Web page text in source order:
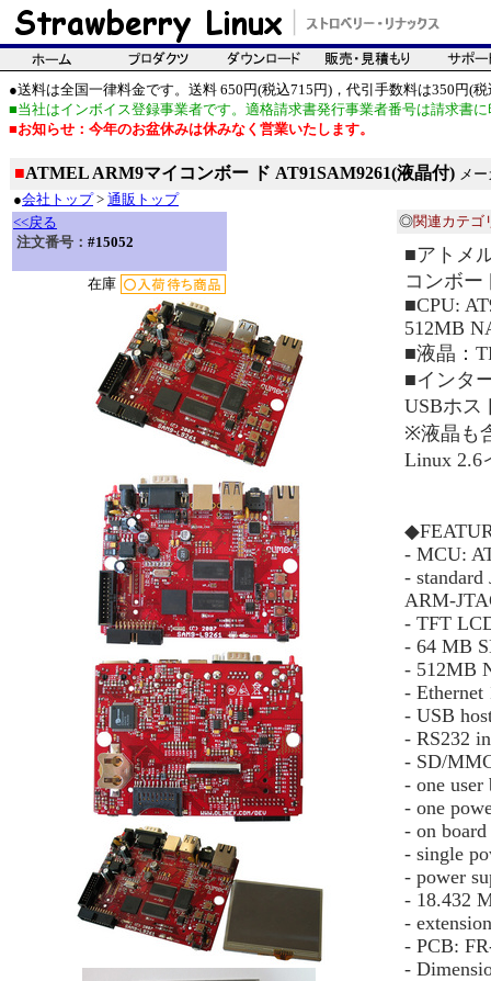
●送料は全国一律料金です。送料 650円(税込715円)，代引手数料は350円(税
■当社はインボイス登録事業者です。適格請求書発行事業者番号は請求書
■お知らせ：今年のお盆休みは休みなく営業いたします。
■ATMEL ARM9マイコンボー ド AT91SAM9261(液晶付) メ
●会社トップ> 通販トップ
<<戻る
注文番号： #15052
在庫
◎関連カテゴ
■アトメ
コンボー
■CPU:
512MB
■液晶：
■インタ
USBホス
※液晶も
Linux 2.6
- MCU:
-
ARM-
- TFT
- 64 MB
- 512MB
- Ethernet
- USB
- RS232
- SD/
- one user
- one
- on
- single
- power
- 18.432
-
- PCB:
-